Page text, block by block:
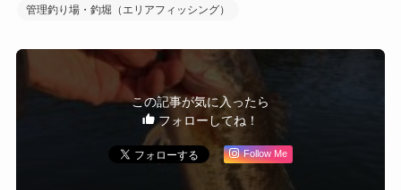
管理釣り場・釣堀（エリアフィッシング）
この記事が気に入ったら
フォローしてね！
Follow Me